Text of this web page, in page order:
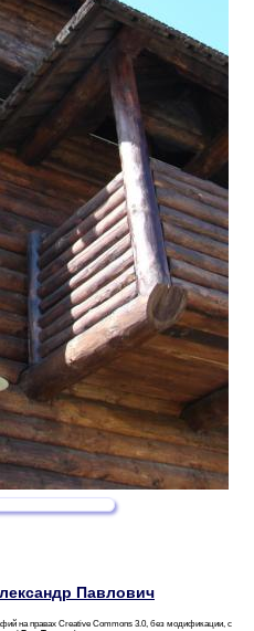
Павлович
на правах Creative Commons 3.0, без модификации, с